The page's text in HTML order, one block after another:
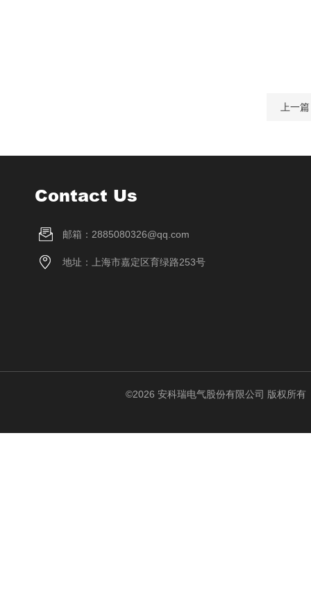
上一
Contact Us
邮箱：2885080326@qq.com
地址：上海市嘉定区育绿路253号
©2026 安科瑞电气股份有限公司 版权所